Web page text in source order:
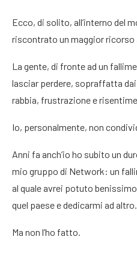
Ecco, di solito, all’interno del
riscontrato un maggior ricorso
La gente, di fronte ad un
lasciar perdere, sopraffatta
rabbia, frustrazione e
Io, personalmente, non
Anni fa anch’io ho subito un
mio gruppo di Network: un
al quale avrei potuto
quel paese e dedicarmi ad altro.
Ma non l’ho fatto.